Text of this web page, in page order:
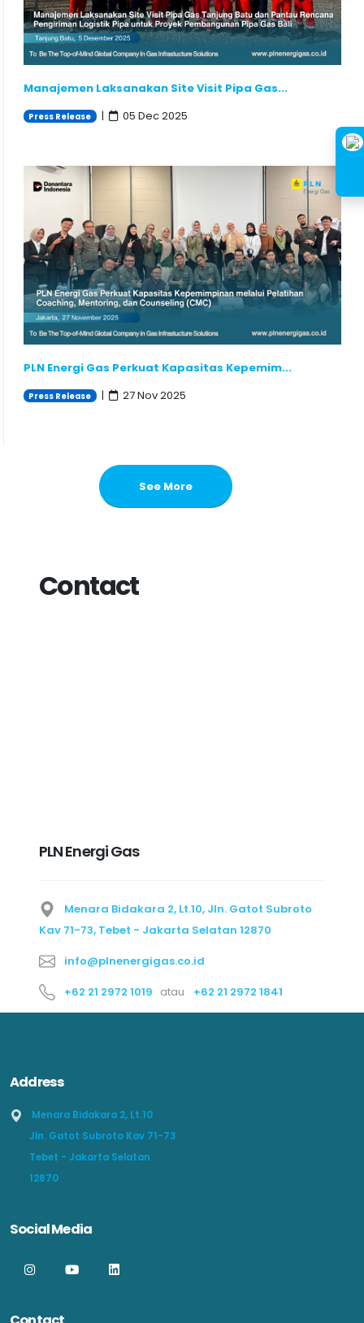
Manajemen Laksanakan Site Visit Pipa Gas...
Press Release | 05 Dec 2025
PLN Energi Gas Perkuat Kapasitas Kepemim...
Press Release | 27 Nov 2025
See More
Contact
PLN Energi Gas
Menara Bidakara 2, Lt.10, Jln. Gatot Subroto
Kav 71-73, Tebet - Jakarta Selatan 12870
info@plnenergigas.co.id
+62 21 2972 1019 atau +62 21 2972 1841
Address
Menara Bidakara 2, Lt.10
Jln. Gatot Subroto Kav 71-73
Tebet - Jakarta Selatan
12870
Social Media